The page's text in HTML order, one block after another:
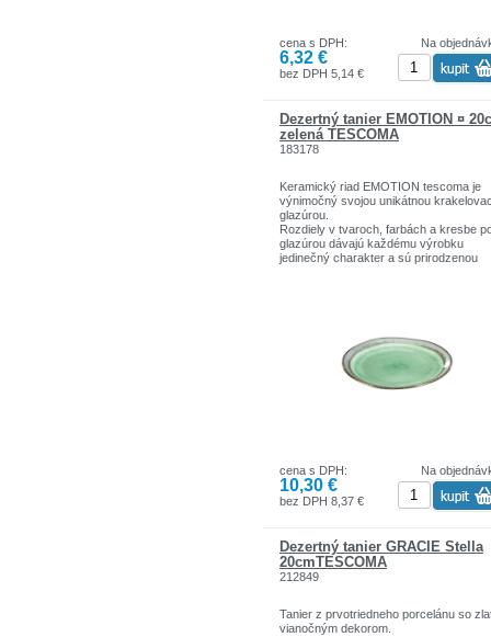
Na
cena s DPH:
6,32 €
bez DPH 5,14 €
Dezertný tanier EMOTION ¤
zelená TESCOMA
183178
Keramický riad EMOTION tescoma je
výnimočný svojou unikátnou
glazúrou.
Rozdiely v tvaroch, farbách a kresbe
glazúrou dávajú každému výrobku
jedinečný charakter a sú prirodzenou
krakelovacej glazúry odporúčame riad
umývať ihneď po použití.
Na
cena s DPH:
10,30 €
bez DPH 8,37 €
Dezertný tanier GRACIE Stella
20cmTESCOMA
212849
Tanier z prvotriedneho porcelánu so
vianočným dekorom.